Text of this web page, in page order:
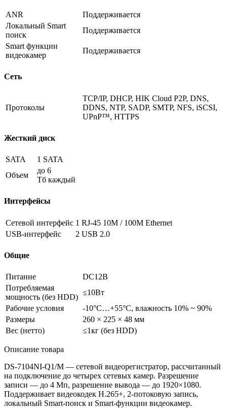
ANR
Поддерживается
Локальный Smart
поиск
Поддерживается
Smart функции
видеокамер
Поддерживается
Сеть
Протоколы
TCP/IP, DHCP, HIK Cloud P2P, DNS,
DDNS, NTP, SADP, SMTP, NFS, iSCSI,
UPnP™, HTTPS
Жесткий диск
SATA
1 SATA
Объем
до 6
Тб каждый
Интерфейсы
Сетевой интерфейс 1 RJ-45 10M / 100M Ethernet
USB-интерфейс
2 USB 2.0
Общие
Питание
DC12В
Потребляемая
мощность (без HDD)
≤10Вт
Рабочие условия
-10°C…+55°C, влажность 10% ~ 90%
Размеры
260 × 225 × 48 мм
Вес (нетто) ≤1кг (без HDD)
Описание товара
DS-7104NI-Q1/M — сетевой видеорегистратор, рассчитанный
на подключение до четырех сетевых камер. Разрешение
записи — до 4 Мп, разрешение вывода — до 1920×1080.
Поддерживает видеокодек H.265+, 2-потоковую запись,
локальный Smart-поиск и Smart-функции видеокамер.